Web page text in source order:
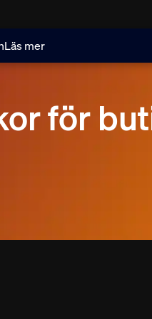
Läs mer
för